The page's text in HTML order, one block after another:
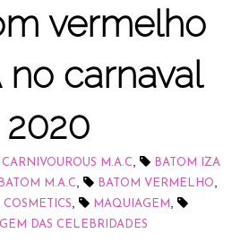
vermelho
no carnaval
2020
M.A.C
BATOM IZA
BATOM M.A.C BATOM VERMELHO
COSMETICS MAQUIAGEM
DAS CELEBRIDADES